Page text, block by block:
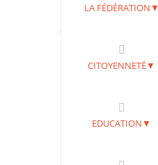
LA FÉDÉRATION▼
CITOYENNETÉ▼
EDUCATION▼